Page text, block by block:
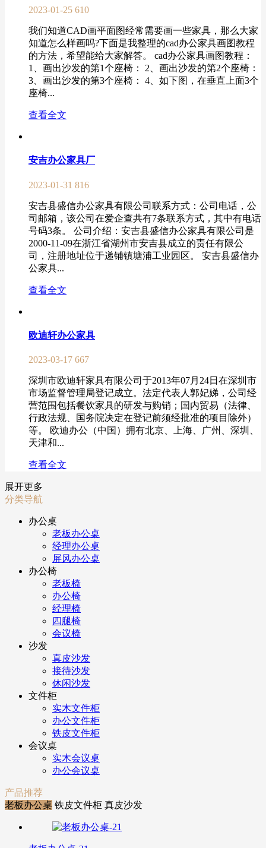
2023-01-25 610
我们知道CAD画平面图经常需要画一些家具，那么大家
知道怎么样画吗?下面是我整理的cad办公家具画图教程
的方法，希望能给大家解答。 cad办公家具画图教程：
1、画出沙发的第1个座椅： 2、画出沙发的第2个座椅：
3、画出沙发的第3个座椅： 4、如下图，在垂直上面3个
座椅...
查看全文
安吉办公家具厂
2023-01-31 816
安吉县盛信办公家具有限公司联系方式：公司电话，公
司邮箱，该公司在爱企查共有7条联系方式，其中有电话
号码3条。 公司介绍：安吉县盛信办公家具有限公司是
2000-11-09在浙江省湖州市安吉县成立的责任有限公
司，注册地址位于递铺镇塘浦工业园区。 安吉县盛信办
公家具...
查看全文
欧迪轩办公家具
2023-03-17 667
深圳市欧迪轩家具有限公司于2013年07月24日在深圳市
市场监督管理局登记成立。法定代表人郭妃娣，公司经
营范围包括餐饮家具的研发与购销；国内贸易（法律、
行政法规、国务院决定在登记前须经批准的项目除外）
等。 欧迪办公（中国）拥有北京、上海、广州、深圳、
天津和...
查看全文
展开更多
分类导航
办公桌
老板办公桌
经理办公桌
屏风办公桌
办公椅
老板椅
办公椅
经理椅
四腿椅
会议椅
沙发
真皮沙发
接待沙发
休闲沙发
文件柜
实木文件柜
办公文件柜
铁皮文件柜
会议桌
实木会议桌
办公会议桌
产品推荐
老板办公桌 铁皮文件柜 真皮沙发